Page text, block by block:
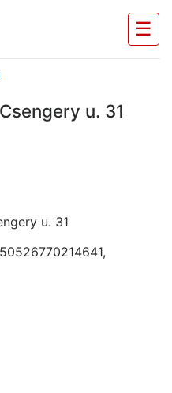
☰
u. 31
u. 31